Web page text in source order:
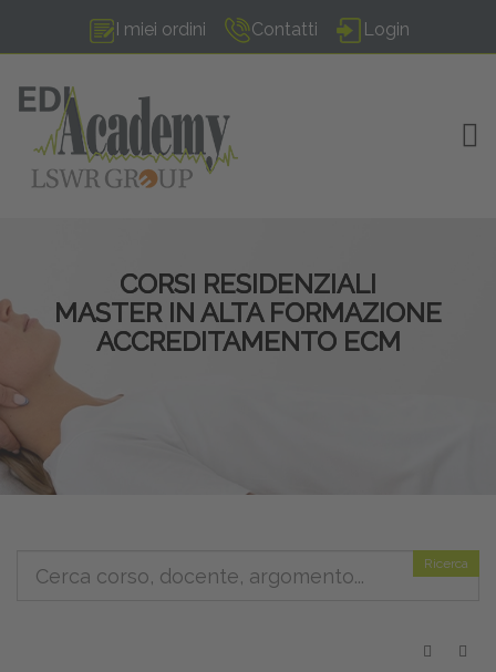
I miei ordini Contatti Login
CORSI RESIDENZIALI
MASTER IN ALTA FORMAZIONE
ACCREDITAMENTO ECM
Ricerca